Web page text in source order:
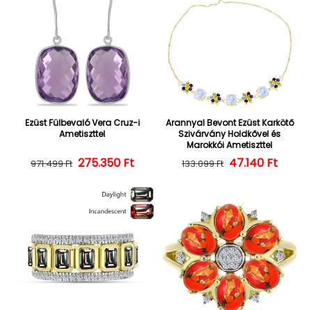
Ezüst Fülbevaló Vera Cruz-i
Ametiszttel
Normál ár
971.499 Ft Kedvezményes ár
275.350 Ft
Arannyal Bevont Ezüst Karkötő
Szivárvány Holdkővel és
Marokkói Ametiszttel
Normál ár
133.099 Ft 47.140 Ft